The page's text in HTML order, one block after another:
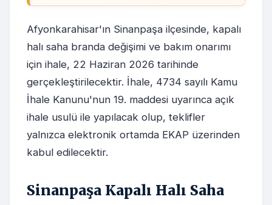
Afyonkarahisar'ın Sinanpaşa ilçesinde, kapalı
halı saha branda değişimi ve bakım onarımı
için ihale, 22 Haziran 2026 tarihinde
gerçekleştirilecektir. İhale, 4734 sayılı Kamu
İhale Kanunu'nun 19. maddesi uyarınca açık
ihale usulü ile yapılacak olup, teklifler
yalnızca elektronik ortamda EKAP üzerinden
kabul edilecektir.
Sinanpaşa Kapalı Halı Saha